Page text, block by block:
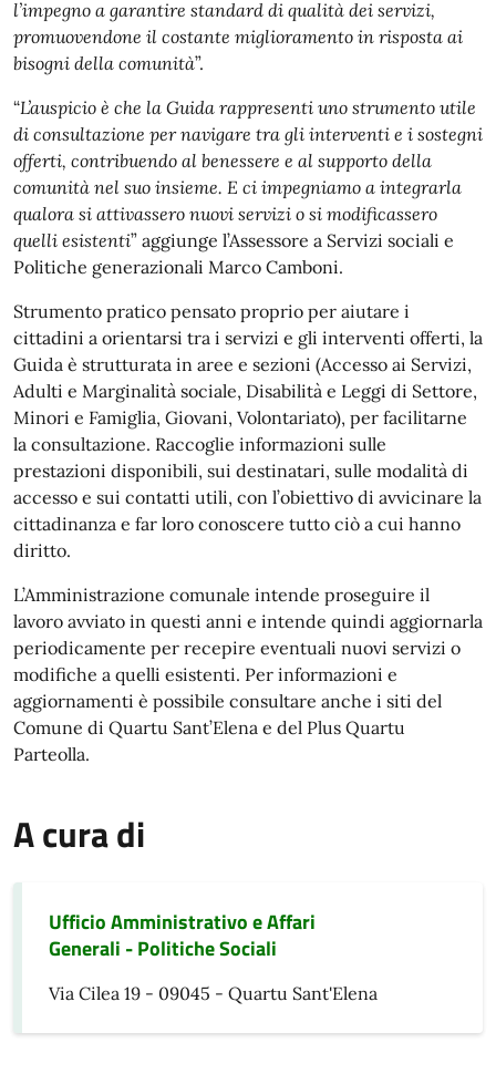
l’impegno a garantire standard di qualità dei servizi,
promuovendone il costante miglioramento in risposta ai
bisogni della comunità”.
“L’auspicio è che la Guida rappresenti uno strumento utile
di consultazione per navigare tra gli interventi e i sostegni
offerti, contribuendo al benessere e al supporto della
comunità nel suo insieme. E ci impegniamo a integrarla
qualora si attivassero nuovi servizi o si modificassero
quelli esistenti” aggiunge l’Assessore a Servizi sociali e
Politiche generazionali Marco Camboni.
Strumento pratico pensato proprio per aiutare i
cittadini a orientarsi tra i servizi e gli interventi offerti, la
Guida è strutturata in aree e sezioni (Accesso ai Servizi,
Adulti e Marginalità sociale, Disabilità e Leggi di Settore,
Minori e Famiglia, Giovani, Volontariato), per facilitarne
la consultazione. Raccoglie informazioni sulle
prestazioni disponibili, sui destinatari, sulle modalità di
accesso e sui contatti utili, con l’obiettivo di avvicinare la
cittadinanza e far loro conoscere tutto ciò a cui hanno
diritto.
L’Amministrazione comunale intende proseguire il
lavoro avviato in questi anni e intende quindi aggiornarla
periodicamente per recepire eventuali nuovi servizi o
modifiche a quelli esistenti. Per informazioni e
aggiornamenti è possibile consultare anche i siti del
Comune di Quartu Sant’Elena e del Plus Quartu
Parteolla.
A cura di
Ufficio Amministrativo e Affari
Generali - Politiche Sociali
Via Cilea 19 - 09045 - Quartu Sant'Elena